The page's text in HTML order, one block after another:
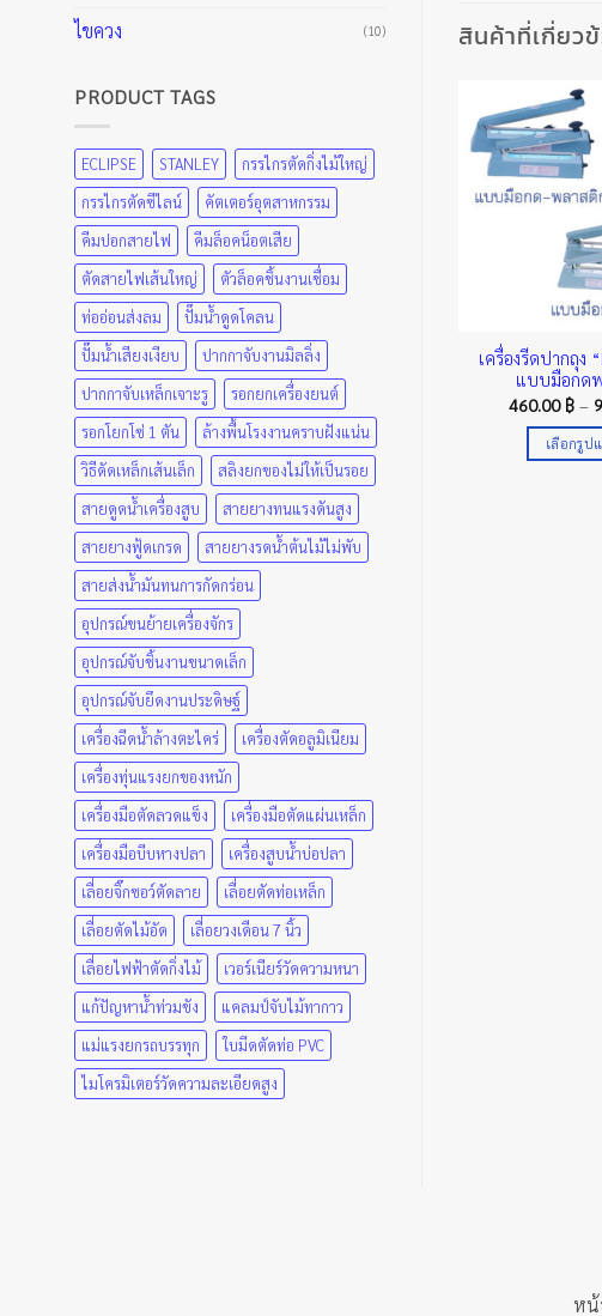
ไขควง (10)
PRODUCT TAGS
ECLIPSE STANLEY
กรรไกรตัดกิ่งไม้ใหญ่
กรรไกรตัดซีไลน์
คัตเตอร์อุตสาหกรรม
คีมปอกสายไฟ
คีมล็อคน็อตเสีย
ตัดสายไฟเส้นใหญ่
ตัวล็อคชิ้นงานเชื่อม
ท่ออ่อนส่งลม
ปั๊มน้ำดูดโคลน
ปั๊มน้ำเสียงเงียบ
ปากกาจับงานมิลลิ่ง
ปากกาจับเหล็กเจาะรู
รอกยกเครื่องยนต์
รอกโยกโซ่ 1 ตัน
ล้างพื้นโรงงานคราบฝังแน่น
วิธีดัดเหล็กเส้นเล็ก
สลิงยกของไม่ให้เป็นรอย
สายดูดน้ำเครื่องสูบ
สายยางทนแรงดันสูง
สายยางฟู้ดเกรด
สายยางรดน้ำต้นไม้ไม่พับ
สายส่งน้ำมันทนการกัดกร่อน
อุปกรณ์ขนย้ายเครื่องจักร
อุปกรณ์จับชิ้นงานขนาดเล็ก
อุปกรณ์จับยึดงานประดิษฐ์
เครื่องฉีดน้ำล้างตะไคร่
เครื่องตัดอลูมิเนียม
เครื่องทุ่นแรงยกของหนัก
เครื่องมือตัดลวดแข็ง
เครื่องมือตัดแผ่นเหล็ก
เครื่องมือบีบหางปลา
เครื่องสูบน้ำบ่อปลา
เลื่อยจิ๊กซอว์ตัดลาย
เลื่อยตัดท่อเหล็ก
เลื่อยตัดไม้อัด
เลื่อยวงเดือน 7 นิ้ว
เลื่อยไฟฟ้าตัดกิ่งไม้
เวอร์เนียร์วัดความหนา
แก้ปัญหาน้ำท่วมขัง
แคลมป์จับไม้ทากาว
แม่แรงยกรถบรรทุก
ใบมีดตัดท่อ PVC
ไมโครมิเตอร์วัดความละเอียดสูง
สินค้าที่เกี่ยว
เครื่องรีดปากถุง
แบบมือกด
460.00 ฿ –
เลือกรูป
ปริงล้างท่ออุดตัน
7,200.00฿Price
range:
225.00 ฿
through
7,200.00 ฿
product
multiple
variants.
options
chosen
product
กระบอกสูบน้ำมัน TOYO รุ่นเล็ก
1,080.00฿
หยิบใส่ตะกร้า
หน้